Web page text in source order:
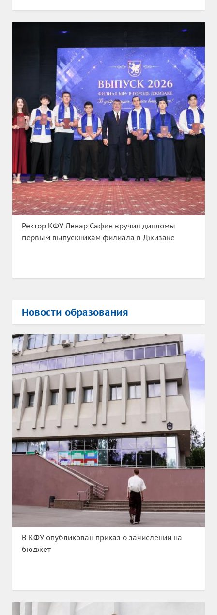
Ректор КФУ Ленар Сафин вручил дипломы
первым выпускникам филиала в Джизаке
Новости образования
В КФУ опубликован приказ о зачислении на
бюджет